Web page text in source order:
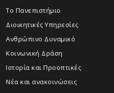
Το Πανεπιστήμιο
Διοικητικές Υπηρεσίες
Ανθρώπινο Δυναμικό
Κοινωνική Δράση
Ιστορία και Προοπτικές
Νέα και ανακοινώσεις